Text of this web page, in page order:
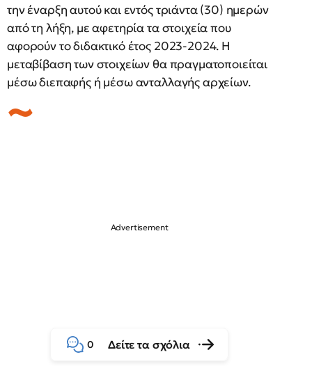
την έναρξη αυτού και εντός τριάντα (30) ημερών
από τη λήξη, με αφετηρία τα στοιχεία που
αφορούν το διδακτικό έτος 2023-2024. Η
μεταβίβαση των στοιχείων θα πραγματοποιείται
μέσω διεπαφής ή μέσω ανταλλαγής αρχείων.
0 Δείτε τα σχόλια